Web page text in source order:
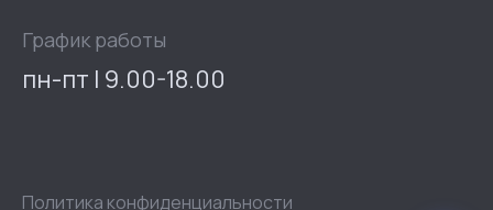
График работы
пн-пт | 9.00-18.00
Политика конфиденциальности